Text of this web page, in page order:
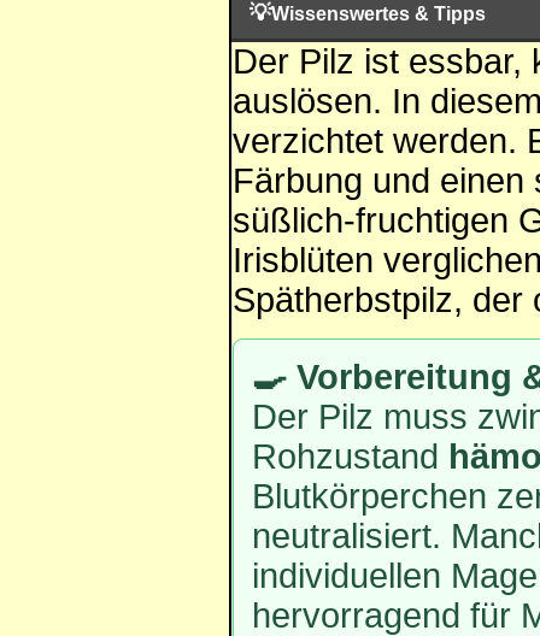
💡Wissenswertes & Tipps
Der Pilz ist essbar,
auslösen. In
verzichtet werden.
Färbung und
süßlich-fruchtigen
Irisblüten
Spätherbstpilz, der
🍳 Vorbereitung
Der Pilz muss
Rohzustand
Blutkörperchen
neutralisiert.
individuellen
hervorragend für